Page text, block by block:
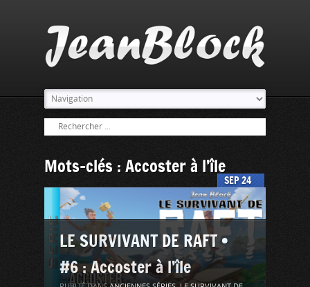
Mots-clés : Accoster à l’île
24
SEP
LE SURVIVANT DE RAFT •
#6 : Accoster à l’île